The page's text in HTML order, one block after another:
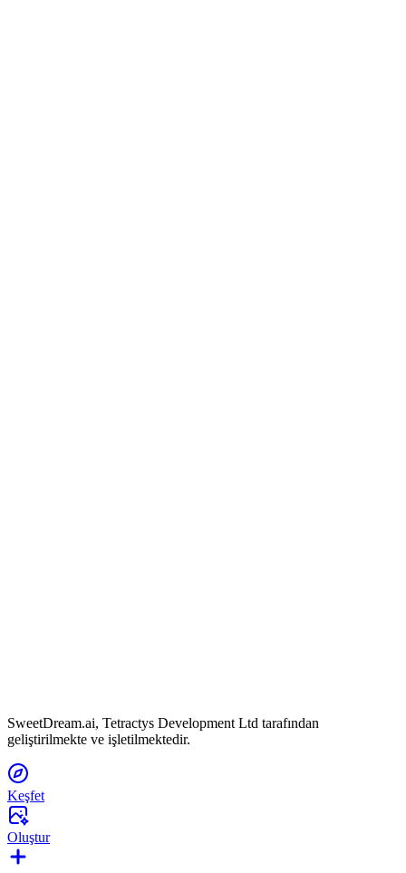
SweetDream.ai, Tetractys Development Ltd tarafından
geliştirilmekte ve işletilmektedir.
Keşfet
Oluştur